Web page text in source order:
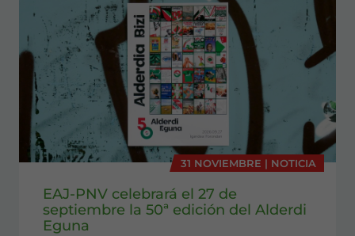
31 NOVIEMBRE | NOTICIA
EAJ-PNV celebrará el 27 de
septiembre la 50ª edición del Alderdi
Eguna